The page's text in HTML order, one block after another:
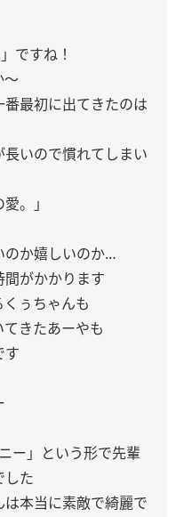
ですね！
〜
番最初に出てきたのは
いので慣れてしまい
。」
のか嬉しいのか…
間がかかります
ぅちゃんも
きたあーやも
す
ー」という形で先輩
した
本当に素敵で綺麗で